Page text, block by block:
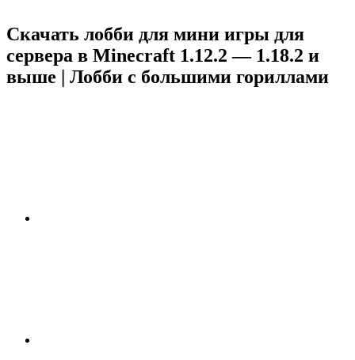
Скачать лобби для мини игры для
сервера в Minecraft 1.12.2 — 1.18.2 и
выше | Лобби с большими гориллами